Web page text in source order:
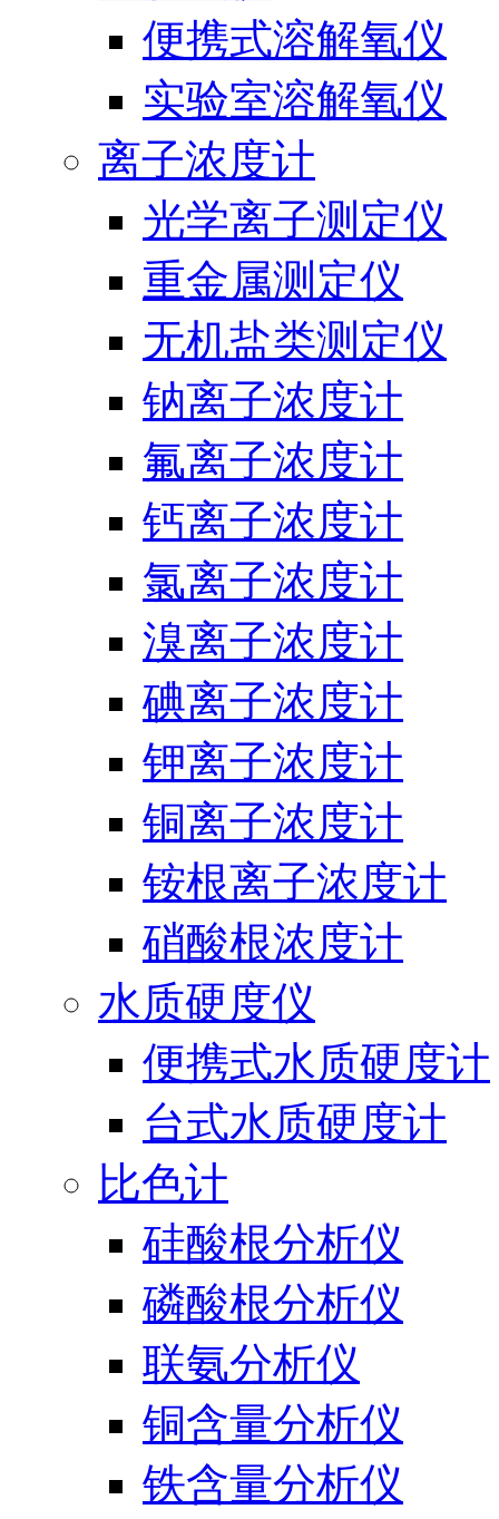
便携式溶解氧仪
实验室溶解氧仪
离子浓度计
光学离子测定仪
重金属测定仪
无机盐类测定仪
钠离子浓度计
氟离子浓度计
钙离子浓度计
氯离子浓度计
溴离子浓度计
碘离子浓度计
钾离子浓度计
铜离子浓度计
铵根离子浓度计
硝酸根浓度计
水质硬度仪
便携式水质硬度计
台式水质硬度计
比色计
硅酸根分析仪
磷酸根分析仪
联氨分析仪
铜含量分析仪
铁含量分析仪